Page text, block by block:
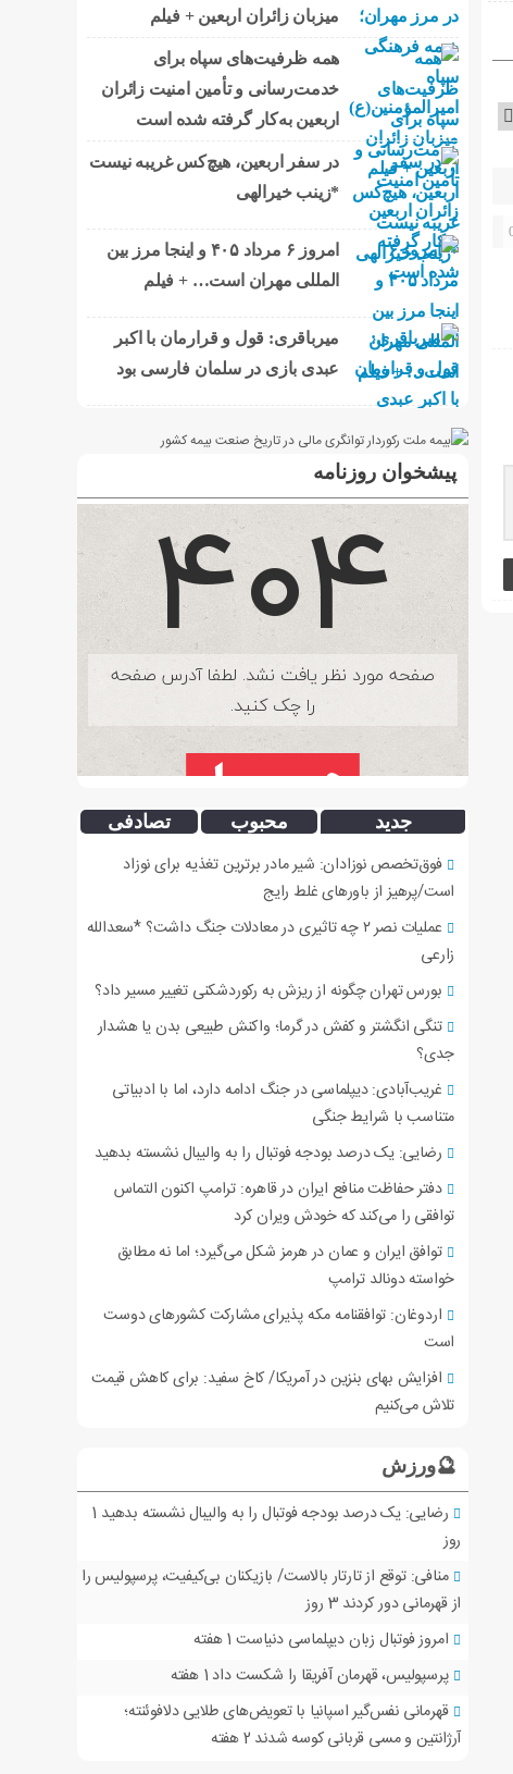
میزبان زائران اربعین + فیلم
همه ظرفیت‌های سپاه برای
خدمت‌رسانی و تأمین امنیت زائران
اربعین به‌کار گرفته شده است
در سفر اربعین، هیچ‌کس غریبه نیست
*زینب خیرالهی
امروز ۶ مرداد ۴۰۵ و اینجا مرز بین
المللی مهران است… + فیلم
میرباقری: قول و قرارمان با اکبر
عبدی بازی در سلمان فارسی بود
پیشخوان روزنامه
جدید محبوب تصادفی
فوق‌تخصص نوزادان: شیر مادر برترین تغذیه برای نوزاد
است/پرهیز از باورهای غلط رایج
عملیات نصر ۲ چه تاثیری در معادلات جنگ داشت؟ *سعدالله
زارعی
بورس تهران چگونه از ریزش به رکوردشکنی تغییر مسیر داد؟
تنگی انگشتر و کفش در گرما؛ واکنش طبیعی بدن یا هشدار
جدی؟
غریب‌آبادی: دیپلماسی در جنگ ادامه دارد، اما با ادبیاتی
متناسب با شرایط جنگی
رضایی: یک درصد بودجه فوتبال را به والیبال نشسته بدهید
دفتر حفاظت منافع ایران در قاهره: ترامپ اکنون التماس
توافقی را می‌کند که خودش ویران کرد
توافق ایران و عمان در هرمز شکل می‌گیرد؛ اما نه مطابق
خواسته دونالد ترامپ
اردوغان: توافقنامه مکه پذیرای مشارکت کشورهای دوست
است
افزایش بهای بنزین در آمریکا/ کاخ سفید: برای کاهش قیمت
تلاش می‌کنیم
🔮ورزش
رضایی: یک درصد بودجه فوتبال را به والیبال نشسته بدهید 1
روز
منافی: توقع از تارتار بالاست/ بازیکنان بی‌کیفیت، پرسپولیس را
از قهرمانی دور کردند 3 روز
امروز فوتبال زبان دیپلماسی دنیاست 1 هفته
پرسپولیس، قهرمان آفریقا را شکست داد 1 هفته
قهرمانی نفس‌گیر اسپانیا با تعویض‌های طلایی دلافوئنته؛
آرژانتین و مسی قربانی کوسه شدند 2 هفته